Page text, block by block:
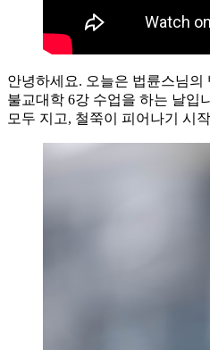
안녕하세요. 오늘은 법륜스님의
불교대학 6강 수업을 하는 날입
모두 지고, 철쭉이 피어나기 시